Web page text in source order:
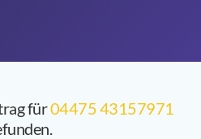
für04475 43157971